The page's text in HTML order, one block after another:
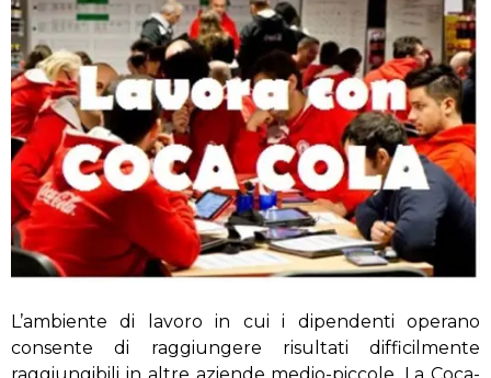
L’ambiente di lavoro in cui i dipendenti operano
consente di raggiungere risultati difficilmente